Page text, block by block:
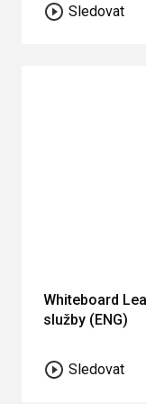
Sledovat
Whiteboard
služby (ENG)
Sledovat